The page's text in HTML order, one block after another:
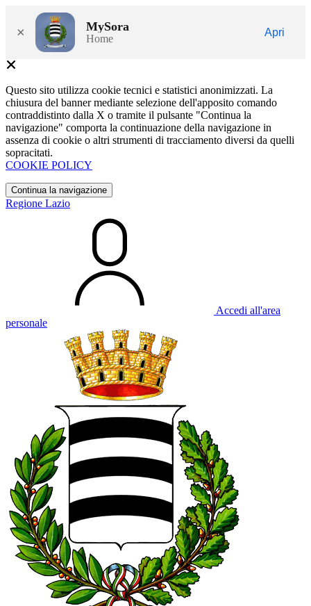
× MySora
Home
Apri
Questo sito utilizza cookie tecnici e statistici anonimizzati. La
chiusura del banner mediante selezione dell'apposito comando
contraddistinto dalla X o tramite il pulsante "Continua la
navigazione" comporta la continuazione della navigazione in
assenza di cookie o altri strumenti di tracciamento diversi da quelli
sopracitati.
COOKIE POLICY
Continua la navigazione
Regione Lazio
Accedi all'area
personale